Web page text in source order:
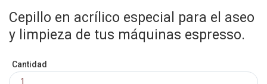
Cepillo en acrílico especial para el aseo
y limpieza de tus máquinas espresso.
Cantidad